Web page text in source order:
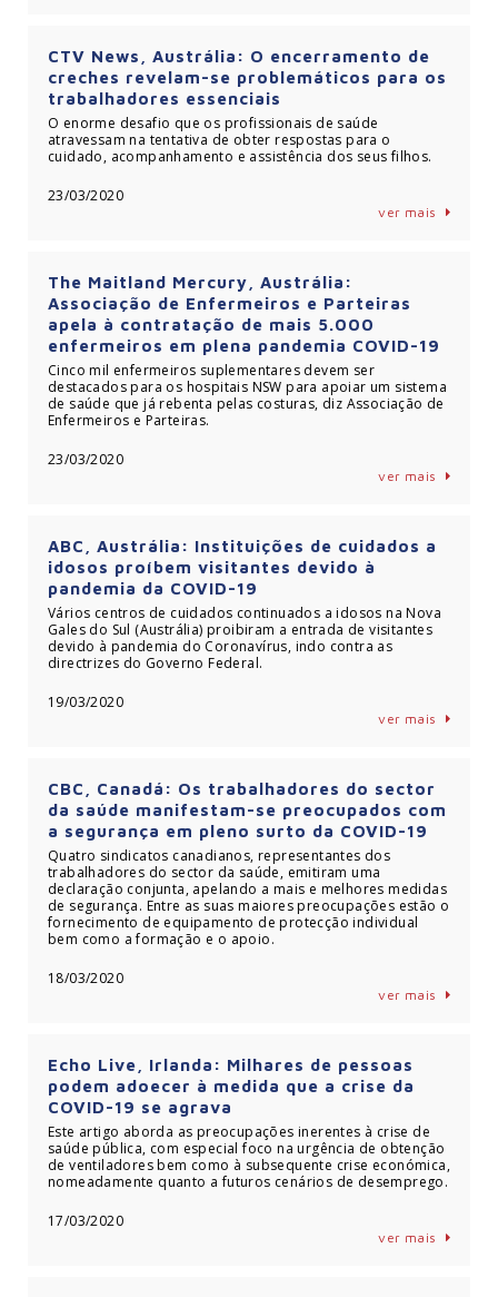
CTV News, Austrália: O encerramento de
creches revelam-se problemáticos para os
trabalhadores essenciais
O enorme desafio que os profissionais de saúde
atravessam na tentativa de obter respostas para o
cuidado, acompanhamento e assistência dos seus filhos.
23/03/2020
ver mais
The Maitland Mercury, Austrália:
Associação de Enfermeiros e Parteiras
apela à contratação de mais 5.000
enfermeiros em plena pandemia COVID-19
Cinco mil enfermeiros suplementares devem ser
destacados para os hospitais NSW para apoiar um sistema
de saúde que já rebenta pelas costuras, diz Associação de
Enfermeiros e Parteiras.
23/03/2020
ver mais
ABC, Austrália: Instituições de cuidados a
idosos proíbem visitantes devido à
pandemia da COVID-19
Vários centros de cuidados continuados a idosos na Nova
Gales do Sul (Austrália) proibiram a entrada de visitantes
devido à pandemia do Coronavírus, indo contra as
directrizes do Governo Federal.
19/03/2020
ver mais
CBC, Canadá: Os trabalhadores do sector
da saúde manifestam-se preocupados com
a segurança em pleno surto da COVID-19
Quatro sindicatos canadianos, representantes dos
trabalhadores do sector da saúde, emitiram uma
declaração conjunta, apelando a mais e melhores medidas
de segurança. Entre as suas maiores preocupações estão o
fornecimento de equipamento de protecção individual
bem como a formação e o apoio.
18/03/2020
ver mais
Echo Live, Irlanda: Milhares de pessoas
podem adoecer à medida que a crise da
COVID-19 se agrava
Este artigo aborda as preocupações inerentes à crise de
saúde pública, com especial foco na urgência de obtenção
de ventiladores bem como à subsequente crise económica,
nomeadamente quanto a futuros cenários de desemprego.
17/03/2020
ver mais